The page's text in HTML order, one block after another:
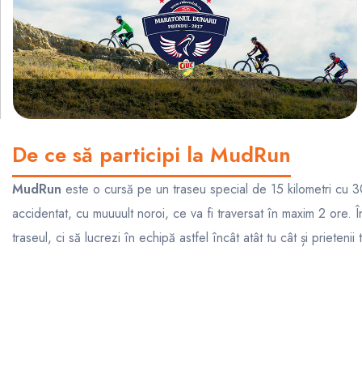
De ce să participi la MudRun
MudRun este o cursă pe un traseu special de 15 kilometri
accidentat, cu muuuult noroi, ce va fi traversat în maxim 2
traseul, ci să lucrezi în echipă astfel încât atât tu cât și prietenii